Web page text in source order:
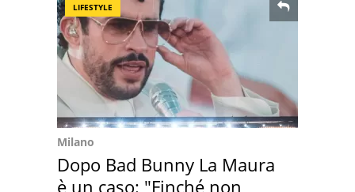
LIFESTYLE
Milano
Dopo Bad Bunny La Maura
è un caso: "Finché non